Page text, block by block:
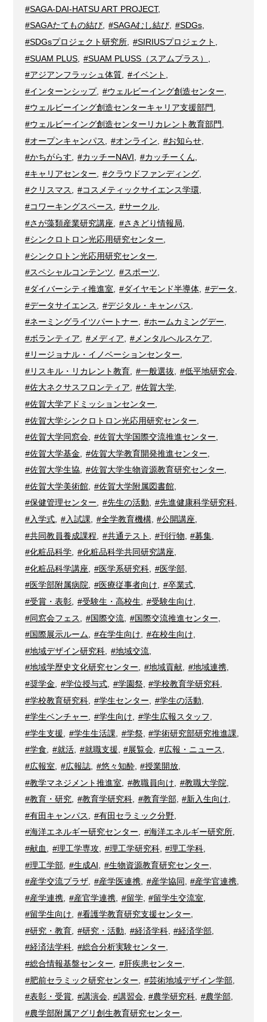
#SAGA-DAI-HATSU ART PROJECT,
#SAGAたてもの結び, #SAGAむし結び, #SDGs,
#SDGsプロジェクト研究所
#SIRIUSプロジェクト
#SUAM PLUS
#SUAM PLUSS（スアムプラス）
#アジアンフラッシュ体質
#イベント
#インターンシップ, #ウェルビーイング創造センター
#ウェルビーイング創造センターキャリア支援部門
#ウェルビーイング創造センターリカレント教育部門
#オープンキャンパス
#オンライン #お知らせ,
#かちがらす
#カッチーNAVI #カッチーくん
#キャリアセンター
#クラウドファンディング,
#クリスマス
#コスメティックサイエンス学環,
#コワーキングスペース
#サークル,
#さが藻類産業研究講座
#さきどり情報局
#シンクロトロン光応用研究センター
#シンクロトン光応用研究センター
#スペシャルコンテンツ
#スポーツ
#ダイバーシティ推進室
#ダイヤモンド半導体, #データ
#データサイエンス
#デジタル・キャンパス
#ネーミングライツパートナー
#ホームカミングデー
#ボランティア
#メディア #メンタルヘルスケア
#リージョナル・イノベーションセンター
#リスキル・リカレント教育
#一般選抜 #低平地研究会,
#佐大ネクサスフロンティア, #佐賀大学,
#佐賀大学アドミッションセンター
#佐賀大学シンクロトロン光応用研究センター
#佐賀大学同窓会
#佐賀大学国際交流推進センター
#佐賀大学基金
#佐賀大学教育開発推進センター
#佐賀大学生協, #佐賀大学生物資源教育研究センター,
#佐賀大学美術館
#佐賀大学附属図書館,
#保健管理センター, #先生の活動, #先進健康科学研究科,
#入学式
#入試課 #全学教育機構, #公開講座
#共同教員養成課程
#共通テスト #刊行物 #募集
#化粧品科学, #化粧品科学共同研究講座,
#化粧品科学講座
#医学系研究科, #医学部,
#医学部附属病院, #医療従事者向け, #卒業式,
#受賞・表彰
#受験生・高校生 #受験生向け
#同窓会フェス
#国際交流, #国際交流推進センター
#国際展示ルーム
#在学生向け #在校生向け
#地域デザイン研究科
#地域交流,
#地域学歴史文化研究センター, #地域貢献, #地域連携,
#奨学金
#学位授与式, #学園祭, #学校教育学研究科
#学校教育研究科
#学生センター #学生の活動
#学生ベンチャー
#学生向け #学生広報スタッフ
#学生支援
#学生生活課 #学祭, #学術研究部研究推進課
#学食, #就活, #就職支援, #展覧会, #広報・ニュース,
#広報室
#広報誌, #悠々知酔, #授業開放
#教学マネジメント推進室
#教職員向け #教職大学院
#教育・研究
#教育学研究科, #教育学部, #新入生向け
#有田キャンパス
#有田セラミック分野,
#海洋エネルギー研究センター, #海洋エネルギー研究所,
#献血
#理工学専攻, #理工学研究科, #理工学科
#理工学部
#生成AI #生物資源教育研究センター
#産学交流プラザ
#産学医連携, #産学協同 #産学官連携
#産学連携
#産官学連携, #留学, #留学生交流室
#留学生向け, #看護学教育研究支援センター,
#研究・教育
#研究・活動 #経済学科, #経済学部
#経済法学科, #総合分析実験センター,
#総合情報基盤センター
#肝疾患センター
#肥前セラミック研究センター
#芸術地域デザイン学部,
#表彰・受賞, #講演会, #講習会, #農学研究科, #農学部,
#農学部附属アグリ創生教育研究センター